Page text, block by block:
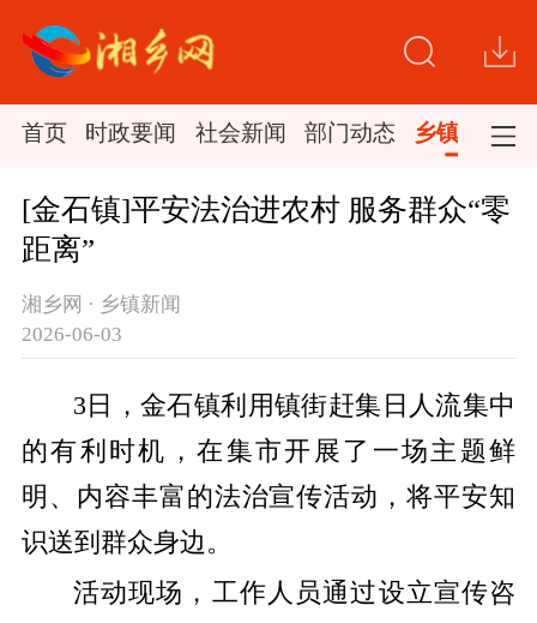
首页 时政要闻 社会新闻 部门动态 乡镇新闻
[金石镇]平安法治进农村 服务群众“零
距离”
湘乡网 · 乡镇新闻
2026-06-03
3日，金石镇利用镇街赶集日人流集中
的有利时机，在集市开展了一场主题鲜
明、内容丰富的法治宣传活动，将平安知
识送到群众身边。
活动现场，工作人员通过设立宣传咨